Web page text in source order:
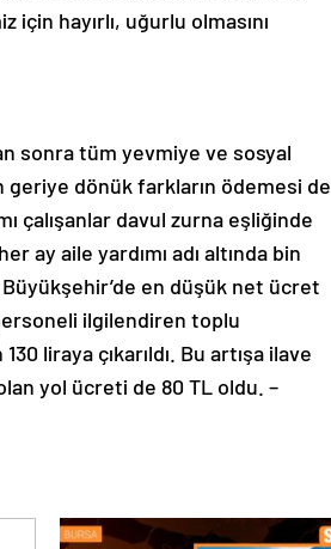
hayırlı, uğurlu olmasını
sonra tüm yevmiye ve sosyal
geriye dönük farkların ödemesi de
çalışanlar davul zurna eşliğinde
ay aile yardımı adı altında bin
en düşük net ücret
ilgilendiren toplu
liraya çıkarıldı. Bu artışa ilave
yol ücreti de 80 TL oldu. –